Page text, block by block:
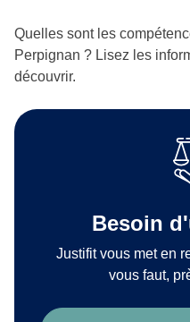
Quelles sont les
Perpignan ? Lisez les
découvrir.
Besoin
Justifit vous met en
vous faut,